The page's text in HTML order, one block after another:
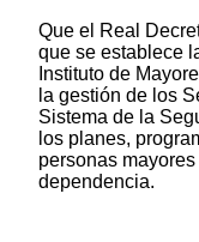
Que el Real
que se establece
Instituto de
la gestión de los
Sistema de la
los planes,
personas
dependencia.